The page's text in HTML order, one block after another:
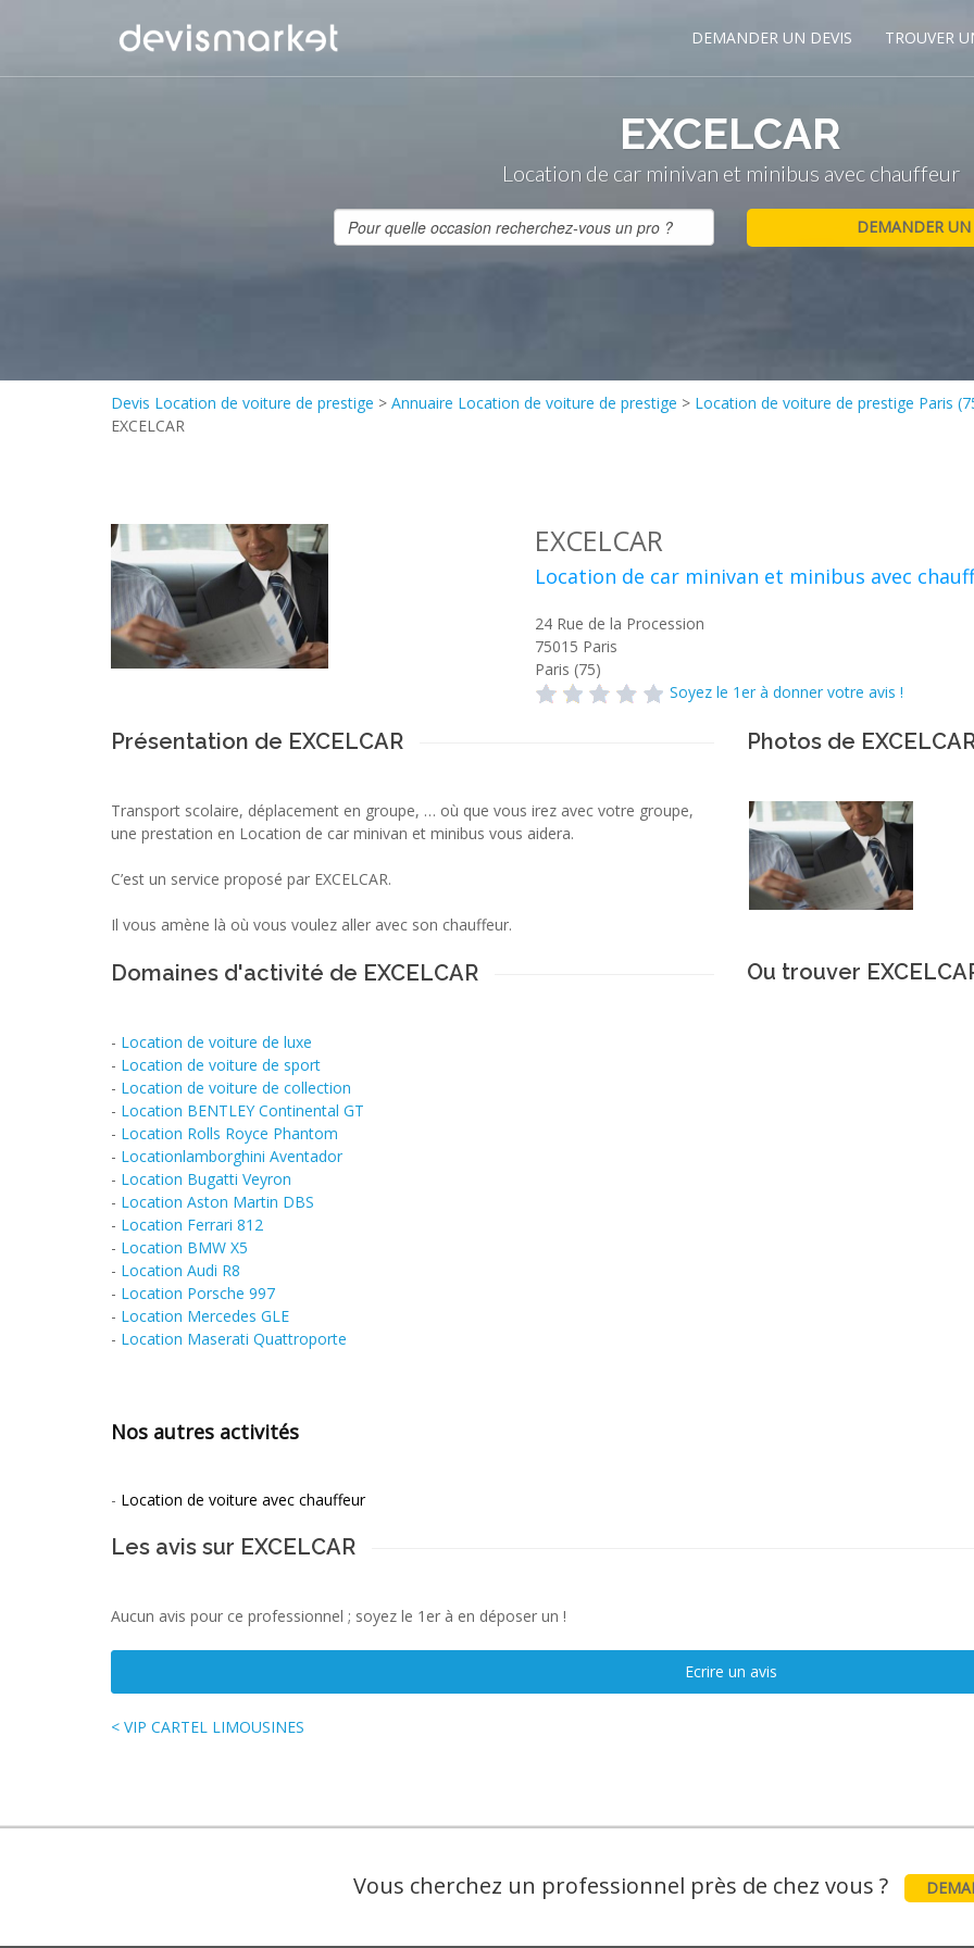
DEMANDER UN DEVIS TROUVER
EXCELCAR
Location de car minivan et minibus avec chauffeur
Devis Location de voiture de prestige > Annuaire Location de voiture de prestige > Location de voiture de prestige Paris
EXCELCAR
EXCELCAR
Location de car minivan et minibus avec
24 Rue de la Procession
75015 Paris
Paris (75)
Soyez le 1er à donner votre avis !
Présentation de EXCELCAR
Transport scolaire, déplacement en groupe, … où que vous irez avec votre groupe,
une prestation en Location de car minivan et minibus vous aidera.
C’est un service proposé par EXCELCAR.
Il vous amène là où vous voulez aller avec son chauffeur.
Domaines d'activité de EXCELCAR
- Location de voiture de luxe
- Location de voiture de sport
- Location de voiture de collection
- Location BENTLEY Continental GT
- Location Rolls Royce Phantom
- Locationlamborghini Aventador
- Location Bugatti Veyron
- Location Aston Martin DBS
- Location Ferrari 812
- Location BMW X5
- Location Audi R8
- Location Porsche 997
- Location Mercedes GLE
- Location Maserati Quattroporte
Nos autres activités
- Location de voiture avec chauffeur
Photos de
Ou trouver
Les avis sur EXCELCAR
Aucun avis pour ce professionnel ; soyez le 1er à en déposer un !
Ecrire un avis
< VIP CARTEL LIMOUSINES
Vous cherchez un professionnel près de chez vous ?